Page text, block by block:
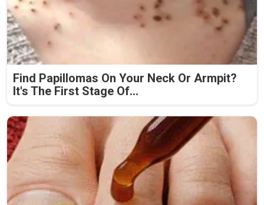
Find Papillomas On Your Neck Or Armpit?
It's The First Stage Of...